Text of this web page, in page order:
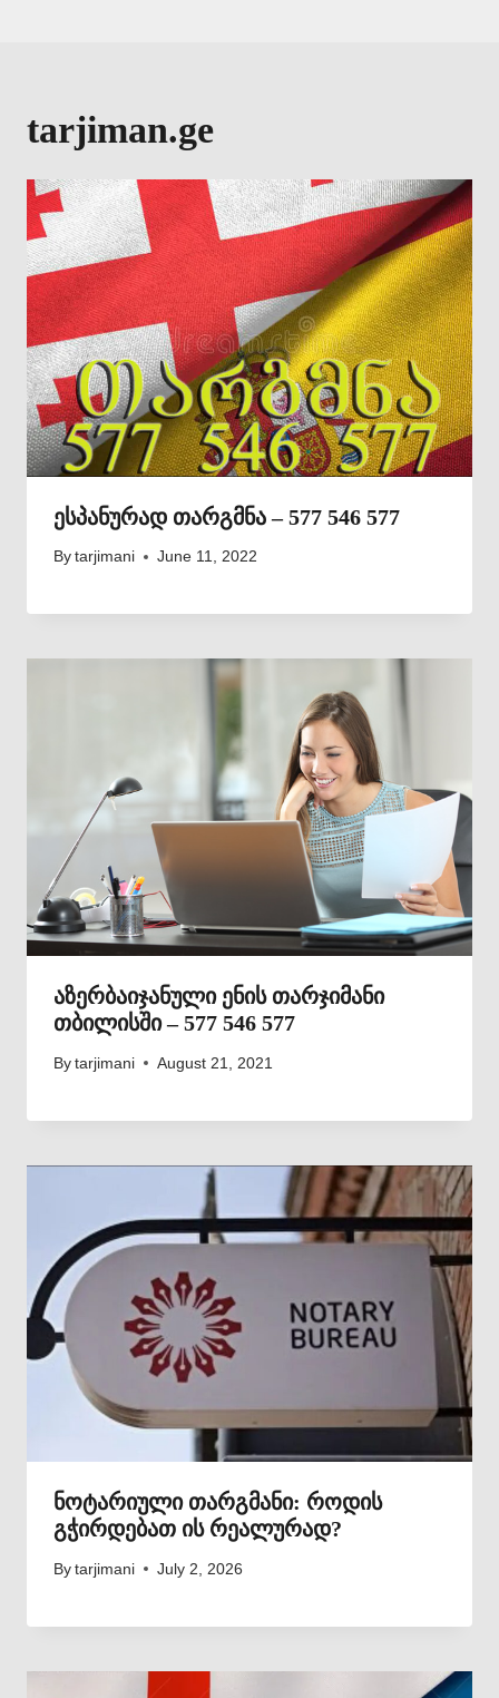
tarjiman.ge
ესპანურად თარგმნა – 577 546 577
By tarjimani June 11, 2022
აზერბაიჯანული ენის თარჯიმანი
თბილისში – 577 546 577
By tarjimani August 21, 2021
ნოტარიული თარგმანი: როდის
გჭირდებათ ის რეალურად?
By tarjimani July 2, 2026